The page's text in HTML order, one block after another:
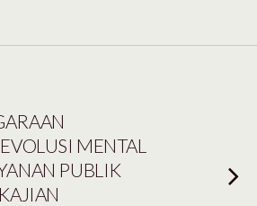
MENTAL
PUBLIK